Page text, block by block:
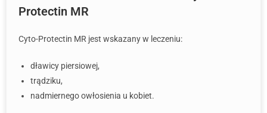
Protectin MR
Cyto-Protectin MR jest wskazany w leczeniu:
dławicy piersiowej,
trądziku,
nadmiernego owłosienia u kobiet.